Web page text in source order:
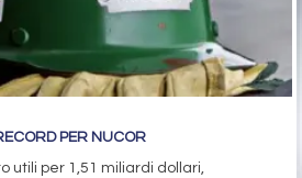
PER NUCOR
utili per 1,51 miliardi dollari,